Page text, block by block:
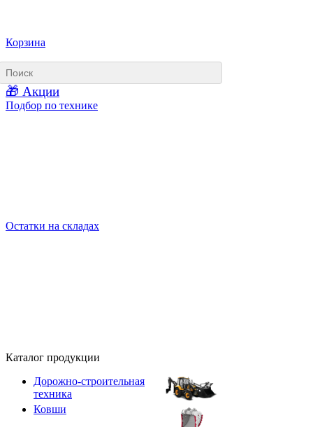
Корзина
🎁 Акции
Подбор по технике
Остатки на складах
Каталог продукции
Дорожно-строительная
техника
Ковши